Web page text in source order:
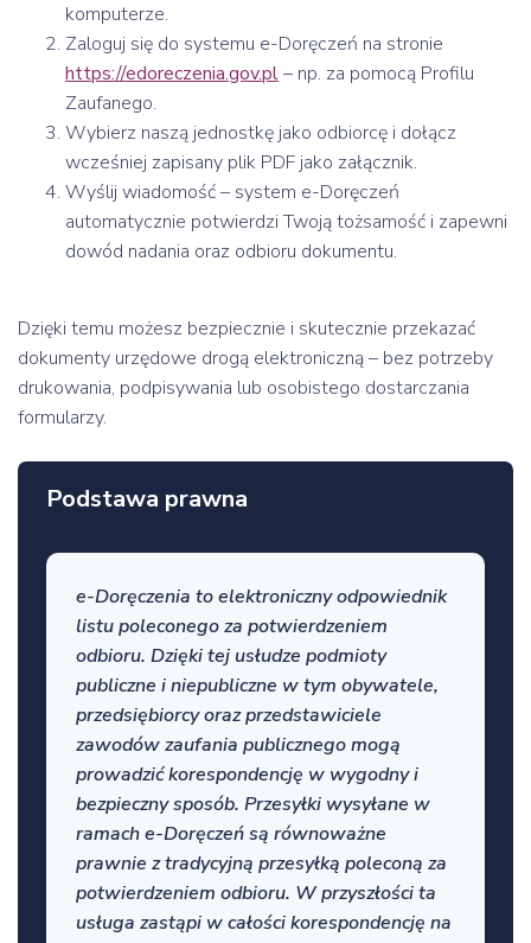
komputerze.
Zaloguj się do systemu e-Doręczeń na stronie
https://edoreczenia.gov.pl– np. za pomocą Profilu
Zaufanego.
Wybierz naszą jednostkę jako odbiorcę i dołącz
wcześniej zapisany plik PDF jako załącznik.
Wyślij wiadomość – system e-Doręczeń
automatycznie potwierdzi Twoją tożsamość i zapewni
dowód nadania oraz odbioru dokumentu.
Dzięki temu możesz bezpiecznie i skutecznie przekazać
dokumenty urzędowe drogą elektroniczną – bez potrzeby
drukowania, podpisywania lub osobistego dostarczania
formularzy.
Podstawa prawna
e-Doręczenia to elektroniczny odpowiednik
listu poleconego za potwierdzeniem
odbioru. Dzięki tej usłudze podmioty
publiczne i niepubliczne w tym obywatele,
przedsiębiorcy oraz przedstawiciele
zawodów zaufania publicznego mogą
prowadzić korespondencję w wygodny i
bezpieczny sposób. Przesyłki wysyłane w
ramach e-Doręczeń są równoważne
prawnie z tradycyjną przesyłką poleconą za
potwierdzeniem odbioru. W przyszłości ta
usługa zastąpi w całości korespondencję na